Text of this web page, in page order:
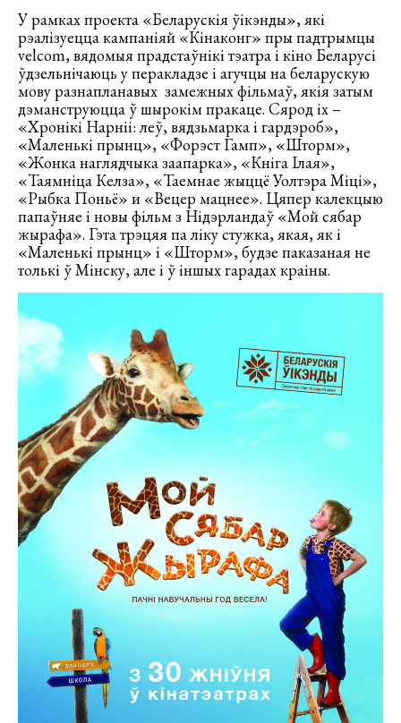
У рамках проекта «Беларускія ўікэнды», які
рэалізуецца кампаніяй «Кінаконг» пры падтрымцы
velcom, вядомыя прадстаўнікі тэатра і кіно Беларусі
ўдзельнічаюць у перакладзе і агучцы на беларускую
мову разнапланавых замежных фільмаў, якія затым
дэманструюцца ў шырокім пракаце. Сярод іх –
«Хронікі Нарніі: леў, вядзьмарка і гардэроб»,
«Маленькі прынц», «Форэст Гамп», «Шторм»,
«Жонка наглядчыка заапарка», «Кніга Ілая»,
«Таямніца Келза», «Таемнае жыццё Уолтэра Міці»,
«Рыбка Поньё» и «Вецер мацнее». Цяпер калекцыю
папаўняе і новы фільм з Нідэрландаў «Мой сябар
жырафа». Гэта трэцяя па ліку стужка, якая, як і
«Маленькі прынц» і «Шторм», будзе паказаная не
толькі ў Мінску, але і ў іншых гарадах краіны.